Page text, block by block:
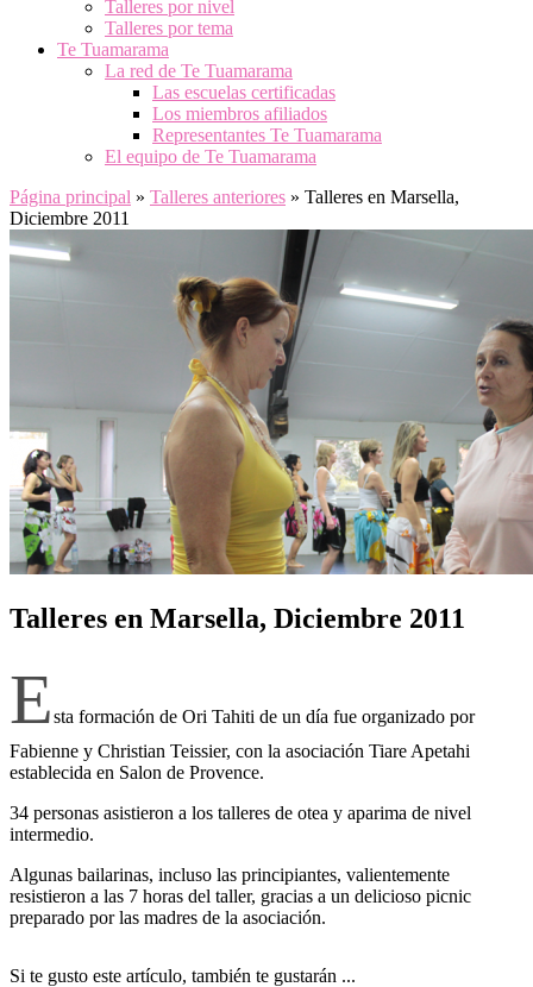
Talleres por nivel
Talleres por tema
Te Tuamarama
La red de Te Tuamarama
Las escuelas certificadas
Los miembros afiliados
Representantes Te Tuamarama
El equipo de Te Tuamarama
Página principal » Talleres anteriores » Talleres en Marsella,
Diciembre 2011
Talleres en Marsella, Diciembre 2011
Esta formación de Ori Tahiti de un día fue organizado por
Fabienne y Christian Teissier, con la asociación Tiare Apetahi
establecida en Salon de Provence.
34 personas asistieron a los talleres de otea y aparima de nivel
intermedio.
Algunas bailarinas, incluso las principiantes, valientemente
resistieron a las 7 horas del taller, gracias a un delicioso picnic
preparado por las madres de la asociación.
Si te gusto este artículo, también te gustarán ...